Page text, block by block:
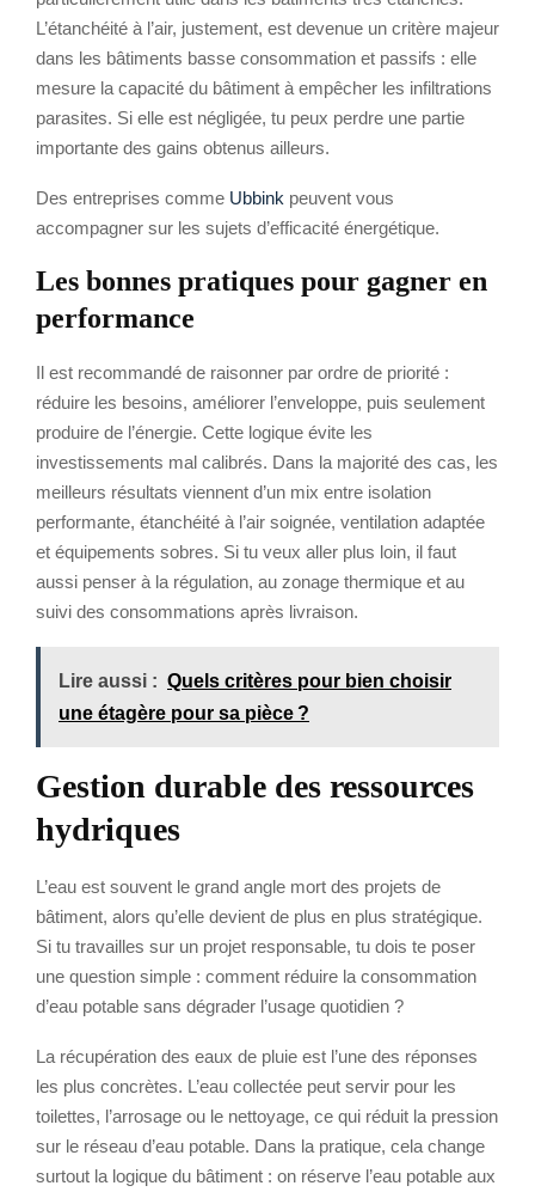
L’étanchéité à l’air, justement, est devenue un critère majeur
dans les bâtiments basse consommation et passifs : elle
mesure la capacité du bâtiment à empêcher les infiltrations
parasites. Si elle est négligée, tu peux perdre une partie
importante des gains obtenus ailleurs.
Des entreprises comme Ubbink peuvent vous
accompagner sur les sujets d’efficacité énergétique.
Les bonnes pratiques pour gagner en
performance
Il est recommandé de raisonner par ordre de priorité :
réduire les besoins, améliorer l’enveloppe, puis seulement
produire de l’énergie. Cette logique évite les
investissements mal calibrés. Dans la majorité des cas, les
meilleurs résultats viennent d’un mix entre isolation
performante, étanchéité à l’air soignée, ventilation adaptée
et équipements sobres. Si tu veux aller plus loin, il faut
aussi penser à la régulation, au zonage thermique et au
suivi des consommations après livraison.
Lire aussi : Quels critères pour bien choisir
une étagère pour sa pièce ?
Gestion durable des ressources
hydriques
L’eau est souvent le grand angle mort des projets de
bâtiment, alors qu’elle devient de plus en plus stratégique.
Si tu travailles sur un projet responsable, tu dois te poser
une question simple : comment réduire la consommation
d’eau potable sans dégrader l’usage quotidien ?
La récupération des eaux de pluie est l’une des réponses
les plus concrètes. L’eau collectée peut servir pour les
toilettes, l’arrosage ou le nettoyage, ce qui réduit la pression
sur le réseau d’eau potable. Dans la pratique, cela change
surtout la logique du bâtiment : on réserve l’eau potable aux